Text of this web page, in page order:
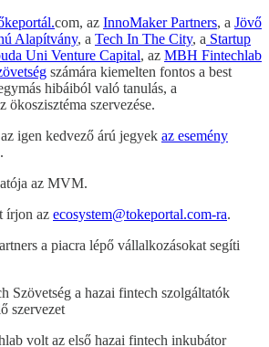
com, az InnoMaker Partners, a Jövő
Alapítvány, a Tech In The City, a Startup
Uni Venture Capital, az MBH Fintechlab
számára kiemelten fontos a best
hibáiból való tanulás, a
ökoszisztéma szervezése.
igen kedvező árú jegyek az esemény
az MVM.
írjon az ecosystem@tokeportal.com-ra.
a piacra lépő vállalkozásokat segíti
Szövetség a hazai fintech szolgáltatók
szervezet
volt az első hazai fintech inkubátor